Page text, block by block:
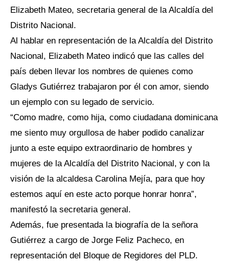
Elizabeth Mateo, secretaria general de la Alcaldía del
Distrito Nacional.
Al hablar en representación de la Alcaldía del Distrito
Nacional, Elizabeth Mateo indicó que las calles del
país deben llevar los nombres de quienes como
Gladys Gutiérrez trabajaron por él con amor, siendo
un ejemplo con su legado de servicio.
“Como madre, como hija, como ciudadana dominicana
me siento muy orgullosa de haber podido canalizar
junto a este equipo extraordinario de hombres y
mujeres de la Alcaldía del Distrito Nacional, y con la
visión de la alcaldesa Carolina Mejía, para que hoy
estemos aquí en este acto porque honrar honra”,
manifestó la secretaria general.
Además, fue presentada la biografía de la señora
Gutiérrez a cargo de Jorge Feliz Pacheco, en
representación del Bloque de Regidores del PLD.